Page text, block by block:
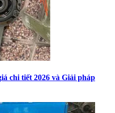
chi tiết 2026 và Giải pháp